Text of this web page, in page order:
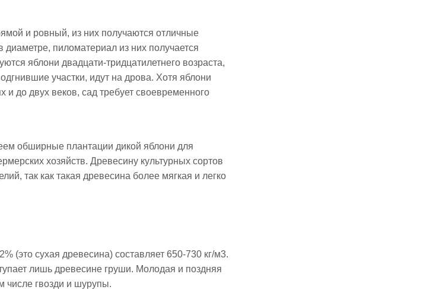
и ровный, из них получаются отличные
пиломатериал из них получается
яблони двадцати-тридцатилетнего возраста,
участки, идут на дрова. Хотя яблони
до двух веков, сад требует своевременного
обширные плантации дикой яблони для
хозяйств. Древесину культурных сортов
так как такая древесина более мягкая и легко
(это сухая древесина) составляет 650-730 кг/м3.
лишь древесине груши. Молодая и поздняя
числе гвозди и шурупы.